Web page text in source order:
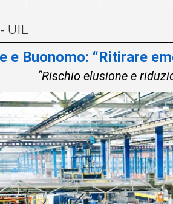
UIL
e Buonomo: “Ritirare
“Rischio elusione e